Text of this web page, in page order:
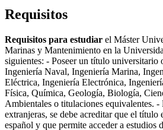
Requisitos
Requisitos para estudiar el Máster
Marinas y Mantenimiento en la
siguientes: - Poseer un título universitario
Ingeniería Naval, Ingeniería Marina,
Eléctrica, Ingeniería Electrónica,
Física, Química, Geología, Biología,
Ambientales o titulaciones equivalentes. -
extranjeras, se debe acreditar que el título
español y que permite acceder a estudios